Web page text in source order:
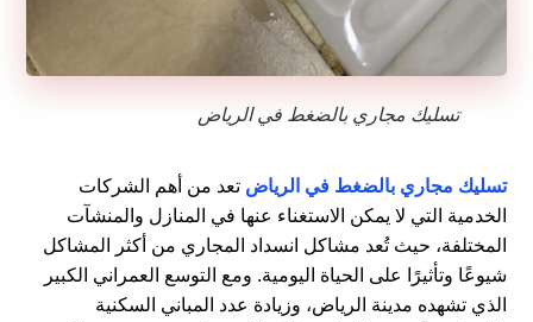
تسليك مجاري بالضغط في الرياض
تسليك مجاري بالضغط في الرياض تعد من أهم الشركات
الخدمية التي لا يمكن الاستغناء عنها في المنازل والمنشآت
المختلفة، حيث تُعد مشاكل انسداد المجاري من أكثر المشاكل
شيوعًا وتأثيرًا على الحياة اليومية. ومع التوسع العمراني الكبير
الذي تشهده مدينة الرياض، وزيادة عدد المباني السكنية